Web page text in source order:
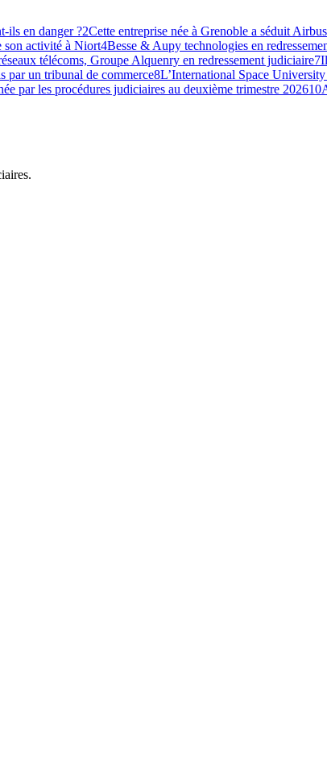
ils en danger ?2Cette entreprise née à Grenoble a séduit
son activité à Niort4Besse & Aupy technologies en
télécoms, Groupe Alquenry en redressement judiciaire7
par un tribunal de commerce8L’International Space
par les procédures judiciaires au deuxième trimestre 202610